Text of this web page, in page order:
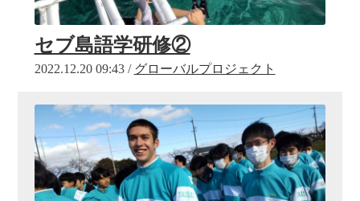
セブ島語学研修②
2022.12.20 09:43 / グローバルプロジェクト